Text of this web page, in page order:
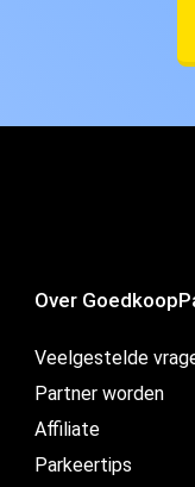
Over
Veelgestelde
Partner worden
Affiliate
Parkeertips